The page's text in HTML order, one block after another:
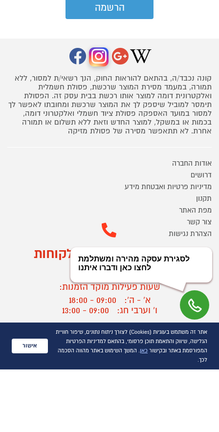
קונה נכבד/ה, בהתאם להוראות החוק, הנך רשאי/ת למסור, ללא
תמורה, במעמד מסירת המוצר שרכשת, פסולת חשמלית
ואלקטרונית דומה למוצר אותו רכשת בבית עסק זה. הפסולת
תימסר למוביל שיספק לך את המוצר שרכשת ומחובתו לאפשר לך
למסור במועד האספקה פסולת ציוד חשמלי ואלקטרוני דומה,
בכמות או במשקל, למוצר החדש וזאת ללא תשלום או תמורה
אחרת. לא תתאפשר מסירה של פסולת מזיקה
אודות החברה
דרושים
מדיניות פרטיות ואבטחת מידע
תקנון
מפת האתר
צור קשר
הצהרת נגישות
מוקד הזמנות ושירות לקוחות
03-9545370
שעות פעילות מוקד הזמנות:
א' - ה':
09:00 - 18:00
ו' וערבי חג:
09:00 - 13:00
א' - ד':
09:00 - 16:30
ה :
09:00 - 16:00
אתר זה משתמש בעוגיות (Cookies) לצורך ניתוח נתונים, שיפור חוויית
הגלישה, שיווק והתאמת תוכן פרסומי, בהתאם למדיניות הפרטיות
המפורסמת באתר ובקישור כאן. המשך השימוש באתר מהווה הסכמה
לכך.
אישור